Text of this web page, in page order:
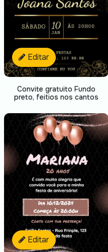
Editar
Convite gratuito Fundo
preto, feitios nos cantos
Editar